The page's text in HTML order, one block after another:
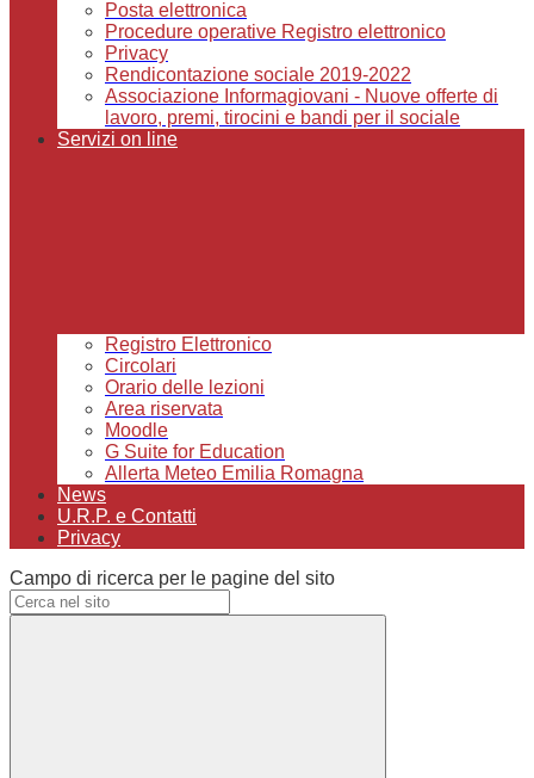
Posta elettronica
Procedure operative Registro elettronico
Privacy
Rendicontazione sociale 2019-2022
Associazione Informagiovani - Nuove offerte di
lavoro, premi, tirocini e bandi per il sociale
Servizi on line
Registro Elettronico
Circolari
Orario delle lezioni
Area riservata
Moodle
G Suite for Education
Allerta Meteo Emilia Romagna
News
U.R.P. e Contatti
Privacy
Campo di ricerca per le pagine del sito